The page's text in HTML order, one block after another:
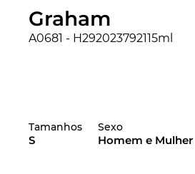
Graham
A0681 - H292023792115ml
Tamanhos
S
Sexo
Homem e Mulher